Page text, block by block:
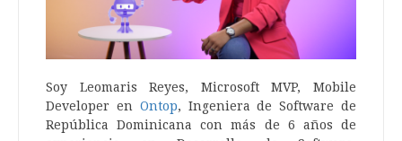
Soy Leomaris Reyes, Microsoft MVP, Mobile
Developer en Ontop, Ingeniera de Software de
República Dominicana con más de 6 años de